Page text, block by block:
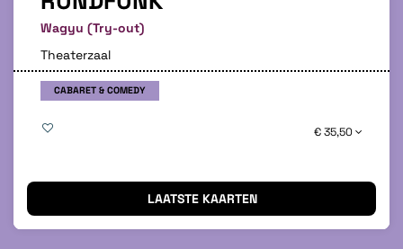
Wagyu (Try-out)
Theaterzaal
CABARET & COMEDY
€ 35,50
LAATSTE KAARTEN